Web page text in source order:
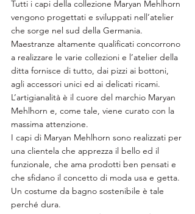
Tutti i capi della collezione Maryan Mehlhorn
vengono progettati e sviluppati nell’atelier
che sorge nel sud della Germania.
Maestranze altamente qualificati concorrono
a realizzare le varie collezioni e l’atelier della
ditta fornisce di tutto, dai pizzi ai bottoni,
agli accessori unici ed ai delicati ricami.
L’artigianalità è il cuore del marchio Maryan
Mehlhorn e, come tale, viene curato con la
massima attenzione.
I capi di Maryan Mehlhorn sono realizzati per
una clientela che apprezza il bello ed il
funzionale, che ama prodotti ben pensati e
che sfidano il concetto di moda usa e getta.
Un costume da bagno sostenibile è tale
perché dura.